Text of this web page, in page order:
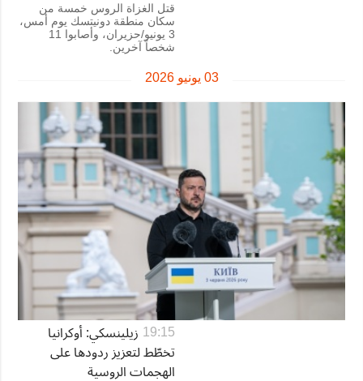
قتل الغزاة الروس خمسة من
سكان منطقة دونيتسك يوم أمس،
3 يونيو/حزيران، وأصابوا 11
شخصاً آخرين.
03 يونيو 2026
19:15 زيلينسكي: أوكرانيا
تخطّط لتعزيز ردودها على
الهجمات الروسية